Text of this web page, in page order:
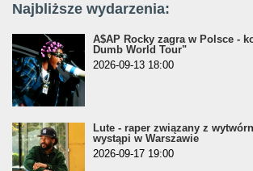
Najbliższe wydarzenia:
A$AP Rocky zagra w Polsce -
Dumb World Tour"
2026-09-13 18:00
Lute - raper związany z
wystąpi w Warszawie
2026-09-17 19:00